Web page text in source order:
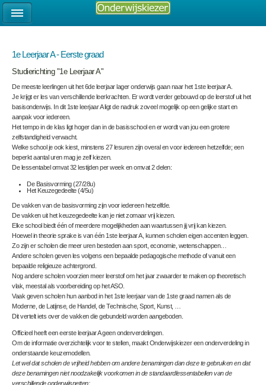
1e Leerjaar A - Eerste graad
Studierichting "1e Leerjaar A"
De meeste leerlingen uit het 6de leerjaar lager onderwijs gaan naar het 1ste leerjaar A.
Je krijgt er les van verschillende leerkrachten. Er wordt verder gebouwd op de leerstof uit het
basisonderwijs. In dit 1ste leerjaar A ligt de nadruk zoveel mogelijk op een gelijke start en
aanpak voor iedereen.
Het tempo in de klas ligt hoger dan in de basisschool en er wordt van jou een grotere
zelfstandigheid verwacht.
Welke school je ook kiest, minstens 27 lesuren zijn overal en voor iedereen hetzelfde; een
beperkt aantal uren mag je zelf kiezen.
De lessentabel omvat 32 lestijden per week en omvat 2 delen:
De Basisvorming (27/28u)
Het Keuzegedeelte (4/5u)
De vakken van de basisvorming zijn voor iedereen hetzelfde.
De vakken uit het keuzegedeelte kan je niet zomaar vrij kiezen.
Elke school biedt één of meerdere mogelijkheden aan waartussen jij vrij kan kiezen.
Hoewel in theorie sprake is van één 1ste leerjaar A, kunnen scholen eigen accenten leggen.
Zo zijn er scholen die meer uren besteden aan sport, economie, wetenschappen…
Andere scholen geven les volgens een bepaalde pedagogische methode of vanuit een
bepaalde religieuze achtergrond.
Nog andere scholen voorzien meer leerstof om het jaar zwaarder te maken op theoretisch
vlak, meestal als voorbereiding op het ASO.
Vaak geven scholen hun aanbod in het 1ste leerjaar van de 1ste graad namen als de
Moderne, de Latijnse, de Handel, de Technische, Sport, Kunst, …
Dit vertelt iets over de vakken die gebundeld worden aangeboden.
Officieel heeft een eerste leerjaar A geen onderverdelingen.
Om de informatie overzichtelijk voor te stellen, maakt Onderwijskiezer een onderverdeling in
onderstaande keuzemodellen.
Let wel dat scholen de vrijheid hebben om andere benamingen dan deze te gebruiken en dat
deze benamingen niet noodzakelijk voorkomen in de standaardlessentabellen van de
verschillende onderwijsnetten: